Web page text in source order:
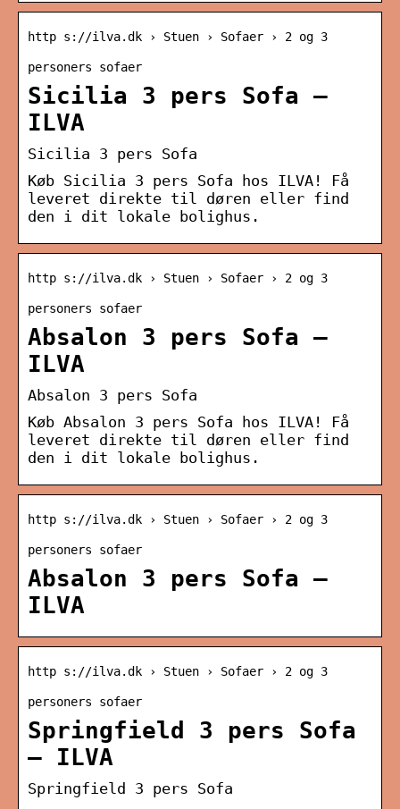
http s://ilva.dk › Stuen › Sofaer › 2 og 3
personers sofaer
Sicilia 3 pers Sofa –
ILVA
Sicilia 3 pers Sofa
Køb Sicilia 3 pers Sofa hos ILVA! Få
leveret direkte til døren eller find
den i dit lokale bolighus.
http s://ilva.dk › Stuen › Sofaer › 2 og 3
personers sofaer
Absalon 3 pers Sofa –
ILVA
Absalon 3 pers Sofa
Køb Absalon 3 pers Sofa hos ILVA! Få
leveret direkte til døren eller find
den i dit lokale bolighus.
http s://ilva.dk › Stuen › Sofaer › 2 og 3
personers sofaer
Absalon 3 pers Sofa –
ILVA
http s://ilva.dk › Stuen › Sofaer › 2 og 3
personers sofaer
Springfield 3 pers Sofa
– ILVA
Springfield 3 pers Sofa